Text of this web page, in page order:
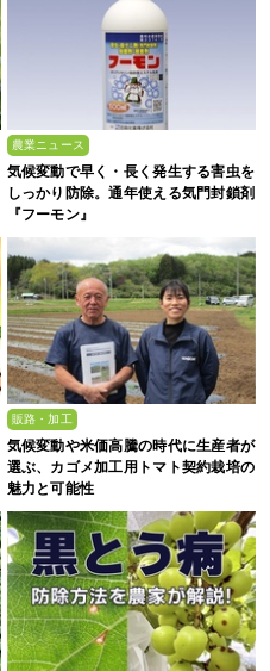
農業ニュース
気候変動で早く・長く発生する害虫を
しっかり防除。通年使える気門封鎖剤
『フーモン』
販路・加工
気候変動や米価高騰の時代に生産者が
選ぶ、カゴメ加工用トマト契約栽培の
魅力と可能性